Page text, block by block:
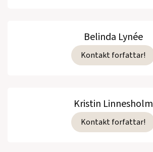
Belinda Lynée
Kontakt forfattar!
Kristin Linnesholm
Kontakt forfattar!